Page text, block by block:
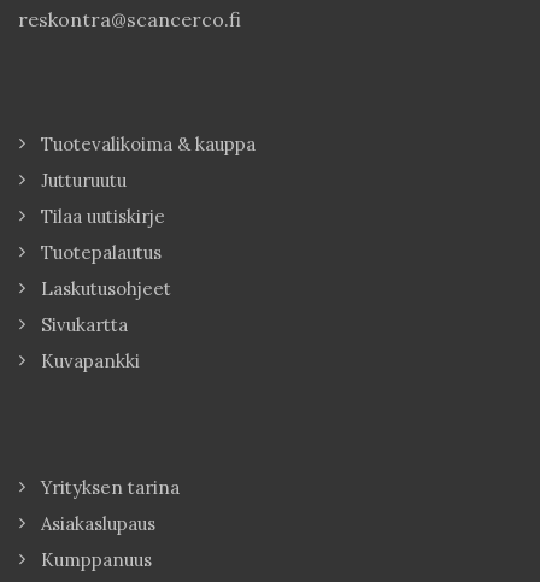
reskontra@scancerco.fi
Tuotevalikoima & kauppa
Jutturuutu
Tilaa uutiskirje
Tuotepalautus
Laskutusohjeet
Sivukartta
Kuvapankki
Yrityksen tarina
Asiakaslupaus
Kumppanuus